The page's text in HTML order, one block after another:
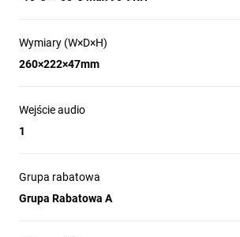
Wymiary (W×D×H)
260×222×47mm
Wejście audio
1
Grupa rabatowa
Grupa Rabatowa A